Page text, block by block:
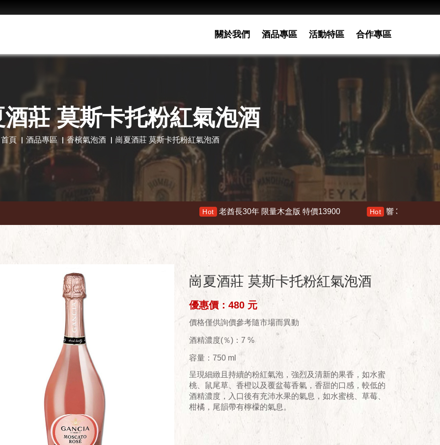
關於我們 酒品專區 活動特區 合作專區
莊 莫斯卡托粉紅氣泡酒
首頁 酒品專區 香檳氣泡酒 崗夏酒莊 莫斯卡托粉紅氣泡酒
老酋長30年 限量木盒版 特價13900 Hot 響 30年 特價 178000 Hot
崗夏酒莊 莫斯卡托粉紅氣泡酒
優惠價：480 元
價格僅供詢價參考隨市場而異動
酒精濃度(％)：7 %
容量：750 ml
呈現細緻且持續的粉紅氣泡，強烈及清新的果香，如水蜜
桃、鼠尾草、香橙以及覆盆莓香氣，香甜的口感，較低的
酒精濃度，入口後有充沛水果的氣息，如水蜜桃、草莓、
柑橘，尾韻帶有檸檬的氣息。